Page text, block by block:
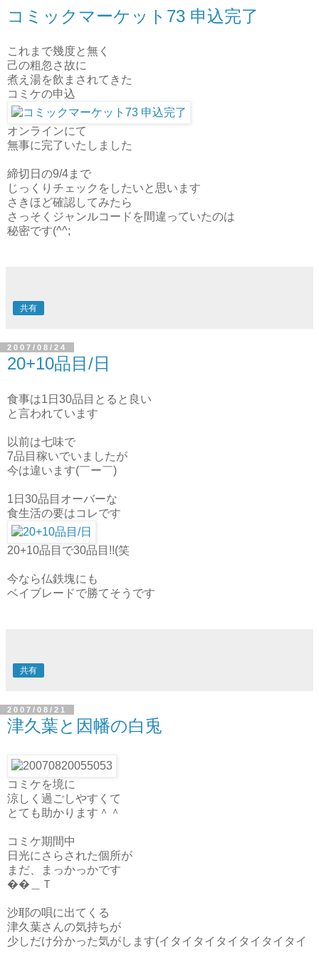
コミックマーケット73 申込完了
これまで幾度と無く
己の粗忽さ故に
煮え湯を飲まされてきた
コミケの申込
オンラインにて
無事に完了いたしました
締切日の9/4まで
じっくりチェックをしたいと思います
さきほど確認してみたら
さっそくジャンルコードを間違っていたのは
秘密です(^^;
共有
2007/08/24
20+10品目/日
食事は1日30品目とると良い
と言われています
以前は七味で
7品目稼いでいましたが
今は違います(￣ー￣)
1日30品目オーバーな
食生活の要はコレです
20+10品目で30品目!!(笑
今なら仏鉄塊にも
ベイブレードで勝てそうです
共有
2007/08/21
津久葉と因幡の白兎
コミケを境に
涼しく過ごしやすくて
とても助かります＾＾
コミケ期間中
日光にさらされた個所が
まだ、まっかっかです
��＿Ｔ
沙耶の唄に出てくる
津久葉さんの気持ちが
少しだけ分かった気がします(イタイタイタイタイタイタイ